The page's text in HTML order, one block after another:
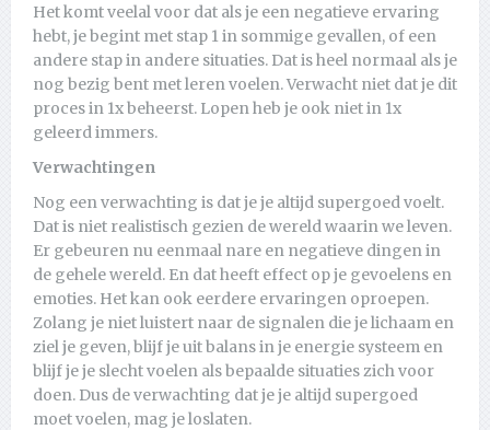
Het komt veelal voor dat als je een negatieve ervaring
hebt, je begint met stap 1 in sommige gevallen, of een
andere stap in andere situaties. Dat is heel normaal als je
nog bezig bent met leren voelen. Verwacht niet dat je dit
proces in 1x beheerst. Lopen heb je ook niet in 1x
geleerd immers.
Verwachtingen
Nog een verwachting is dat je je altijd supergoed voelt.
Dat is niet realistisch gezien de wereld waarin we leven.
Er gebeuren nu eenmaal nare en negatieve dingen in
de gehele wereld. En dat heeft effect op je gevoelens en
emoties. Het kan ook eerdere ervaringen oproepen.
Zolang je niet luistert naar de signalen die je lichaam en
ziel je geven, blijf je uit balans in je energie systeem en
blijf je je slecht voelen als bepaalde situaties zich voor
doen. Dus de verwachting dat je je altijd supergoed
moet voelen, mag je loslaten.